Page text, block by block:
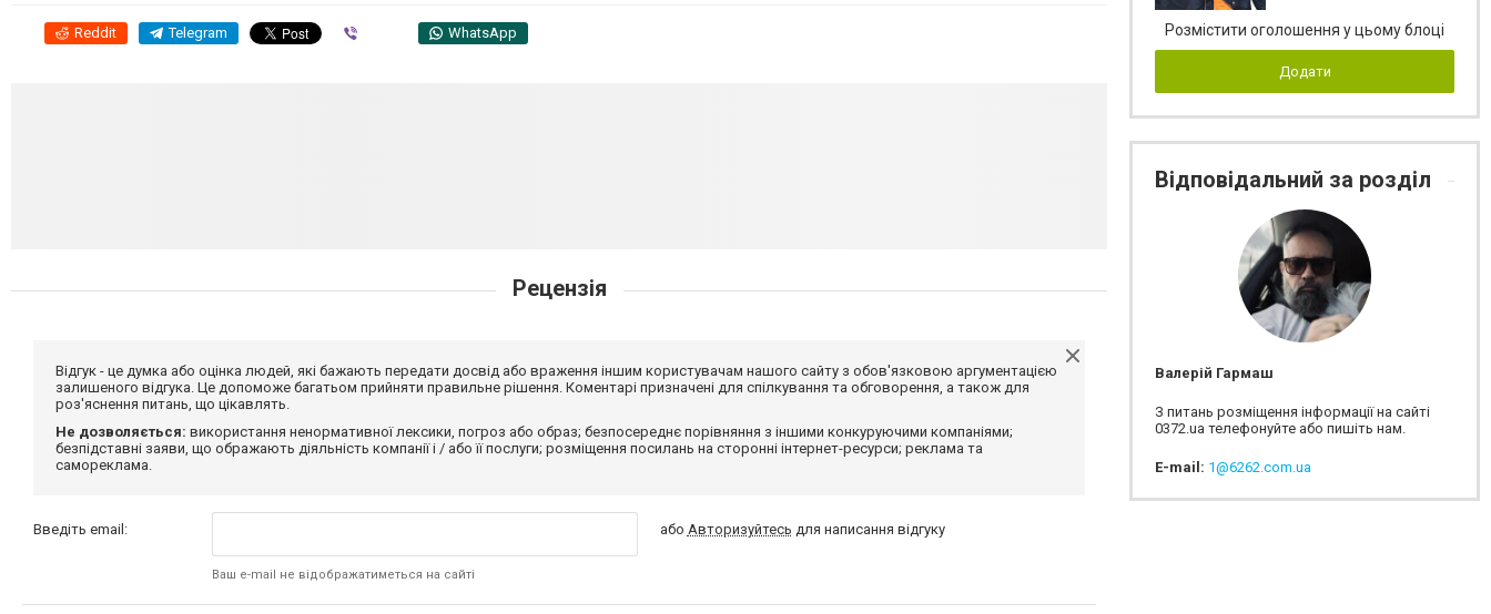
Reddit Telegram WhatsApp
Рецензія
Відгук - це думка або оцінка людей, які бажають передати досвід або враження іншим користувачам нашого сайту з обов'язковою аргументацією
залишеного відгука. Це допоможе багатьом прийняти правильне рішення. Коментарі призначені для спілкування та обговорення, а також для
роз'яснення питань, що цікавлять.
Не дозволяється: використання ненормативної лексики, погроз або образ; безпосереднє порівняння з іншими конкуруючими компаніями;
безпідставні заяви, що ображають діяльність компанії і / або її послуги; розміщення посилань на сторонні інтернет-ресурси; реклама та
самореклама.
Введіть email:
Ваш e-mail не відображатиметься на сайті
або Авторизуйтесь для написання відгуку
Розмістити оголошення у цьому блоці
Додати
Відповідальний за розділ
Валерій Гармаш
З питань розміщення інформації на сайті
0372.ua телефонуйте або пишіть нам.
E-mail: 1@6262.com.ua